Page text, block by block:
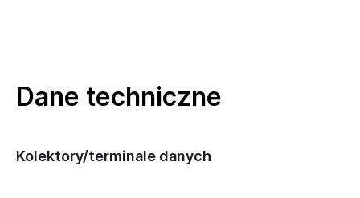
Dane techniczne
Kolektory/terminale danych